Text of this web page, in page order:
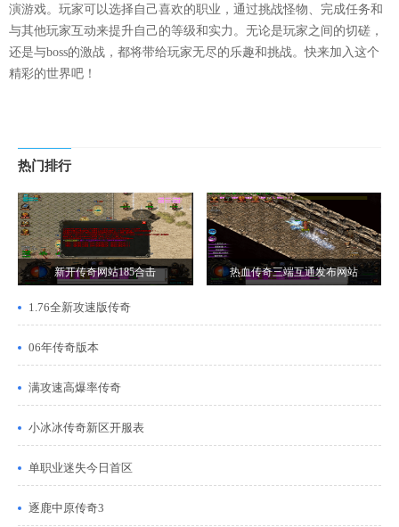
演游戏。玩家可以选择自己喜欢的职业，通过挑战怪物、完成任务和
与其他玩家互动来提升自己的等级和实力。无论是玩家之间的切磋，
还是与boss的激战，都将带给玩家无尽的乐趣和挑战。快来加入这个
精彩的世界吧！
热门排行
新开传奇网站185合击 热血传奇三端互通发布网站
1.76全新攻速版传奇
06年传奇版本
满攻速高爆率传奇
小冰冰传奇新区开服表
单职业迷失今日首区
逐鹿中原传奇3